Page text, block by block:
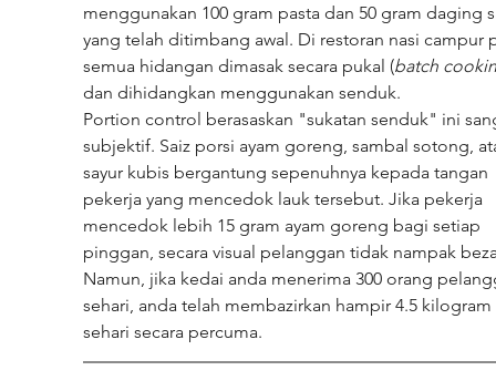
menggunakan 100 gram pasta dan 50 gram daging
yang telah ditimbang awal. Di restoran nasi campur
semua hidangan dimasak secara pukal (batch
dan dihidangkan menggunakan senduk.
Portion control berasaskan "sukatan senduk" ini
subjektif. Saiz porsi ayam goreng, sambal sotong,
sayur kubis bergantung sepenuhnya kepada tangan
pekerja yang mencedok lauk tersebut. Jika pekerja
mencedok lebih 15 gram ayam goreng bagi setiap
pinggan, secara visual pelanggan tidak nampak
Namun, jika kedai anda menerima 300 orang
sehari, anda telah membazirkan hampir 4.5
sehari secara percuma.